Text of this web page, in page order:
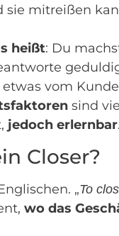
sie mitreißen
heißt: Du
vom
sind
jedoch erlernbar.
Closer?
„To
wo das